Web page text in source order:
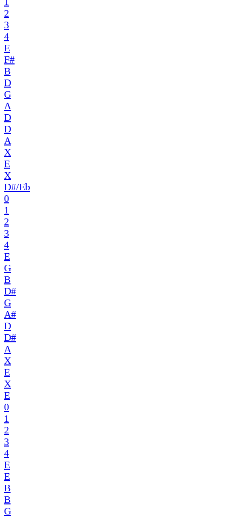
2
3
4
E
F#
B
D
G
A
D
D
A
X
E
X
D#/Eb
0
1
2
3
4
E
G
B
D#
G
A#
D
D#
A
X
E
X
E
0
1
2
3
4
E
E
B
B
G